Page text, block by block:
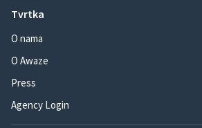
Tvrtka
O nama
O Awaze
Press
Agency Login